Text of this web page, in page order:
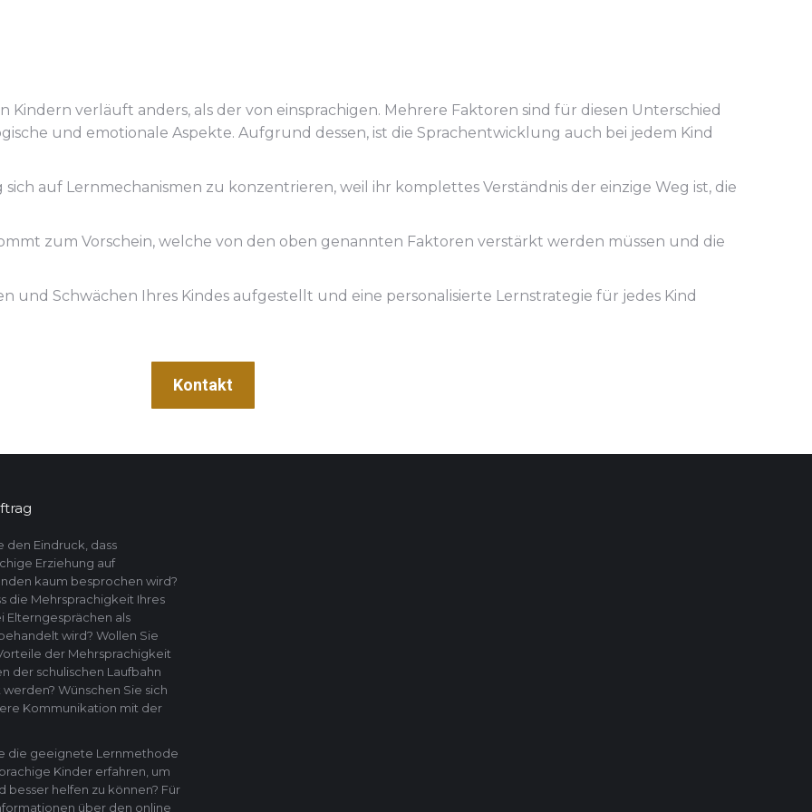
Kindern verläuft anders, als der von einsprachigen. Mehrere Faktoren sind für diesen Unterschied
und emotionale Aspekte. Aufgrund dessen, ist die Sprachentwicklung auch bei jedem Kind
auf Lernmechanismen zu konzentrieren, weil ihr komplettes Verständnis der einzige Weg ist, die
zum Vorschein, welche von den oben genannten Faktoren verstärkt werden müssen und die
und Schwächen Ihres Kindes aufgestellt und eine personalisierte Lernstrategie für jedes Kind
Kontakt
den Eindruck, dass
Erziehung auf
kaum besprochen wird?
die Mehrsprachigkeit Ihres
Elterngesprächen als
wird? Wollen Sie
der Mehrsprachigkeit
der schulischen Laufbahn
Wünschen Sie sich
Kommunikation mit der
die geeignete Lernmethode
Kinder erfahren, um
besser helfen zu können? Für
über den online